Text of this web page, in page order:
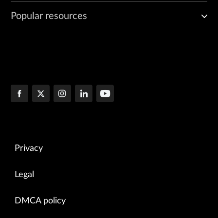
Popular resources
Privacy
Legal
DMCA policy